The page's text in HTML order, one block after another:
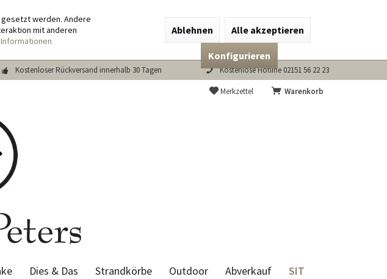
werden. Andere
mit anderen
Ablehnen Alle akzeptieren
Konfigurieren
Kostenloser Rückversand innerhalb 30 Tagen Kostenlose Hotline 02151 56 22 23
Warenkorb
Merkzettel
Dies & Das Strandkörbe Outdoor Abverkauf SIT